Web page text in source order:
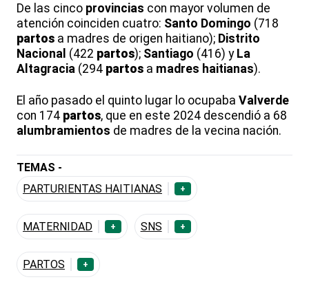
De las cinco provincias con mayor volumen de
atención coinciden cuatro: Santo Domingo (718
partos a madres de origen haitiano); Distrito
Nacional (422 partos); Santiago (416) y La
Altagracia (294 partos a madres haitianas).
El año pasado el quinto lugar lo ocupaba Valverde
con 174 partos, que en este 2024 descendió a 68
alumbramientos de madres de la vecina nación.
TEMAS -
PARTURIENTAS HAITIANAS
+
MATERNIDAD + SNS +
PARTOS +